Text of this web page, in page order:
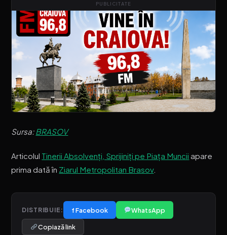
PUBLICITATE
Sursa:BRASOV
Articolul Tinerii Absolvenți, Sprijiniți pe Piața Muncii apare
prima dată în Ziarul Metropolitan Brasov.
DISTRIBUIE: f Facebook WhatsApp
Copiază link